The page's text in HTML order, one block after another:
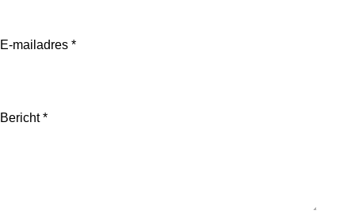
E-mailadres *
Bericht *